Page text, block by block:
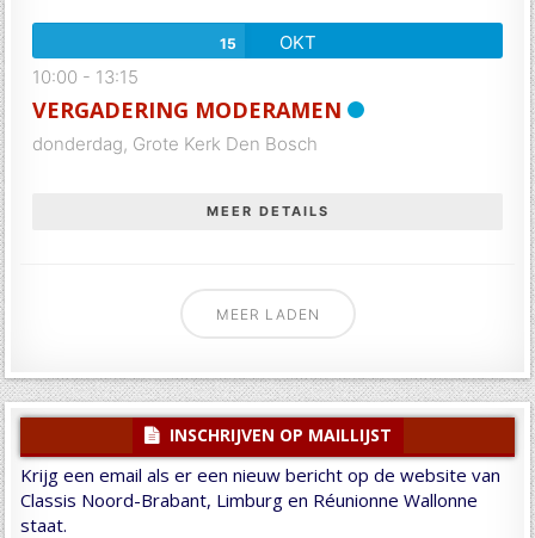
15
OKT
10:00 - 13:15
VERGADERING MODERAMEN
donderdag, Grote Kerk Den Bosch
MEER DETAILS
MEER LADEN
INSCHRIJVEN OP MAILLIJST
Krijg een email als er een nieuw bericht op de website van
Classis Noord-Brabant, Limburg en Réunionne Wallonne
staat.